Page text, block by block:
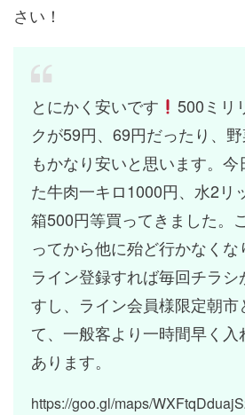
さい！
とにかく安いです
500ミリ
クが59円、69円だったり、
もかなり安いと思います。
た牛肉一キロ1000円、水2リ
箱500円等買ってきました。
ってから他に殆ど行かなくな
ライン登録すれば毎回チラ
すし、ライン会員様限定朝市
て、一般客より一時間早く入
あります。
https://goo.gl/maps/